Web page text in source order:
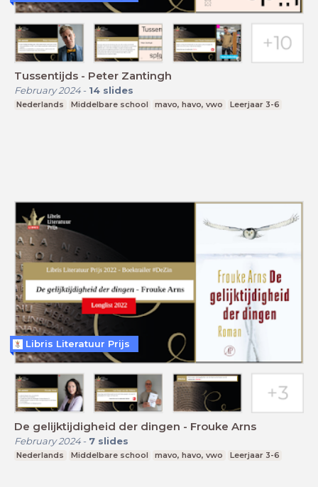
Tussentijds - Peter Zantingh
February 2024- 14 slides
Nederlands Middelbare school mavo, havo, vwo Leerjaar 3-6
De gelijktijdigheid der dingen - Frouke Arns
February 2024- 7 slides
Nederlands Middelbare school mavo, havo, vwo Leerjaar 3-6
Libris Literatuur Prijs